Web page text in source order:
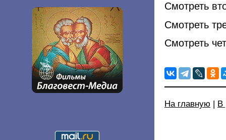
Смотреть
Смотреть
Смотреть
На главную | В